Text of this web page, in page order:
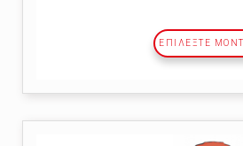
ΕΠΙΛΕΞΤΕ